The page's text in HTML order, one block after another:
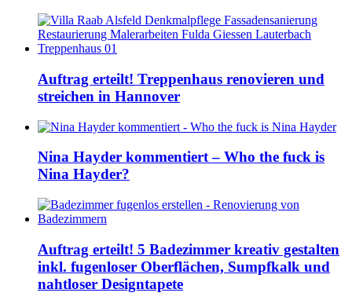
Auftrag erteilt! Treppenhaus renovieren und
streichen in Hannover
Nina Hayder kommentiert – Who the fuck is
Nina Hayder?
Auftrag erteilt! 5 Badezimmer kreativ gestalten
inkl. fugenloser Oberflächen, Sumpfkalk und
nahtloser Designtapete